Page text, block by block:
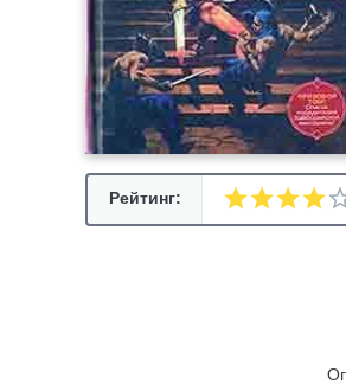
Рейтинг: